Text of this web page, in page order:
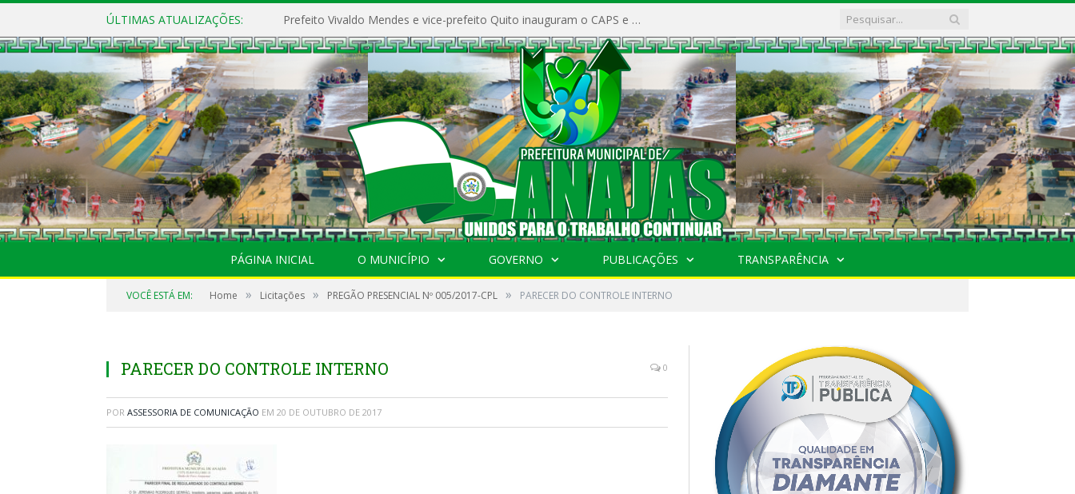
ÚLTIMAS ATUALIZAÇÕES: Prefeito Vivaldo Mendes e vice-prefeito Quito inauguram o CAPS e fortalecem a saúde pública em Anajás.
PÁGINA INICIAL O MUNICÍPIO GOVERNO PUBLICAÇÕES TRANSPARÊNCIA
VOCÊ ESTÁ EM: Home » Licitações » PREGÃO PRESENCIAL Nº 005/2017-CPL » PARECER DO CONTROLE INTERNO
PARECER DO CONTROLE INTERNO 0
POR ASSESSORIA DE COMUNICAÇÃO EM 20 DE OUTUBRO DE 2017